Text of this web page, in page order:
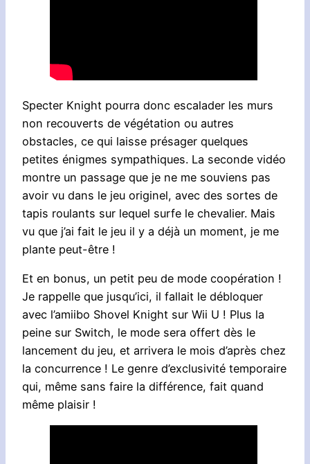
Specter Knight pourra donc escalader les murs
non recouverts de végétation ou autres
obstacles, ce qui laisse présager quelques
petites énigmes sympathiques. La seconde vidéo
montre un passage que je ne me souviens pas
avoir vu dans le jeu originel, avec des sortes de
tapis roulants sur lequel surfe le chevalier. Mais
vu que j’ai fait le jeu il y a déjà un moment, je me
plante peut-être !
Et en bonus, un petit peu de mode coopération !
Je rappelle que jusqu’ici, il fallait le débloquer
avec l’amiibo Shovel Knight sur Wii U ! Plus la
peine sur Switch, le mode sera offert dès le
lancement du jeu, et arrivera le mois d’après chez
la concurrence ! Le genre d’exclusivité temporaire
qui, même sans faire la différence, fait quand
même plaisir !